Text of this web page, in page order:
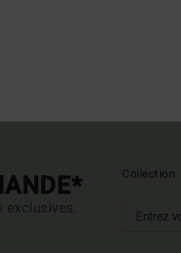
exclusives.
Collection